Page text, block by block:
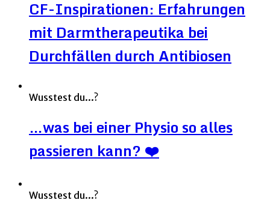
CF-Inspirationen: Erfahrungen
mit Darmtherapeutika bei
Durchfällen durch Antibiosen
Wusstest du...?
…was bei einer Physio so alles
passieren kann? ❤️
Wusstest du...?